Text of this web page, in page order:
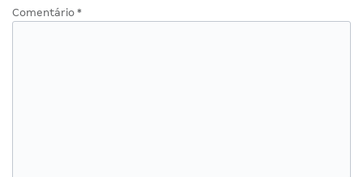
Comentário *